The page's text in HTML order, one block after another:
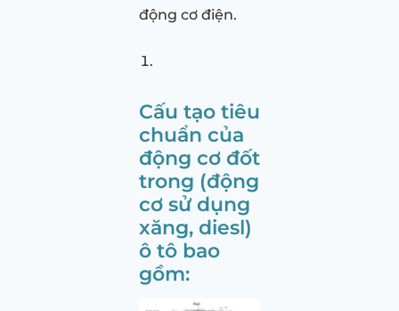
động cơ điện.
Cấu tạo tiêu
chuẩn của
động cơ đốt
trong (động
cơ sử dụng
xăng, diesl)
ô tô bao
gồm: